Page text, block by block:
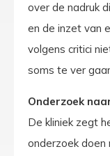
over de nadruk
en de inzet van
volgens critici
soms te ver
Onderzoek
De kliniek zegt
onderzoek doen